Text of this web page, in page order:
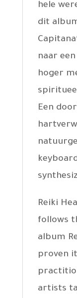
hele
dit
naar
hoger
Een
Reiki
follows
album
proven
artists